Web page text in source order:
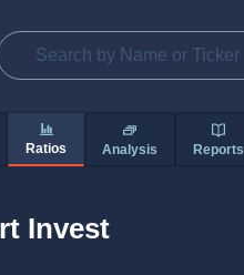
Ratios Analysis Reports
Invest